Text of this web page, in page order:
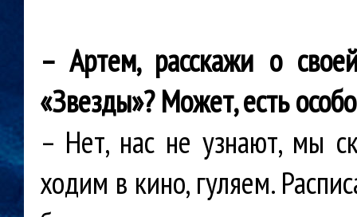
– Артем, расскажи о
«Звезды»? Может, есть
– Нет, нас не узнают, мы
ходим в кино, гуляем.